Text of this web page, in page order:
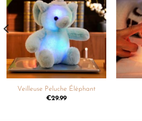
Ajouter
à la
liste de
souhaits
Veilleuse Peluche Éléphant
€29.99